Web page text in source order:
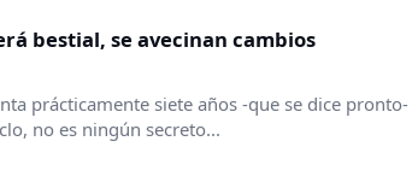
bestial, se avecinan cambios
prácticamente siete años -que se dice
no es ningún secreto...